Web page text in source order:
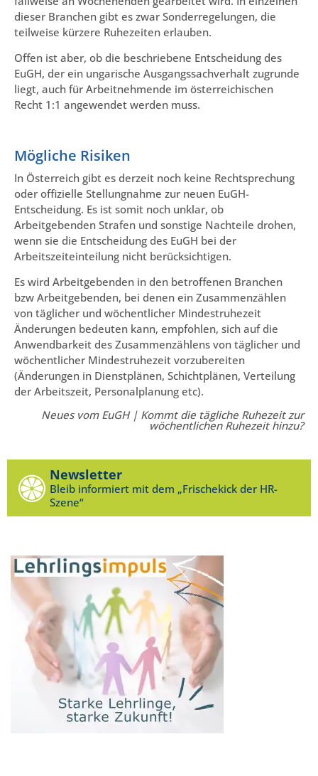
dieser Branchen gibt es zwar Sonderregelungen, die
teilweise kürzere Ruhezeiten erlauben.
Offen ist aber, ob die beschriebene Entscheidung des
EuGH, der ein ungarische Ausgangssachverhalt zugrunde
liegt, auch für Arbeitnehmende im österreichischen
Recht 1:1 angewendet werden muss.
Mögliche Risiken
In Österreich gibt es derzeit noch keine Rechtsprechung
oder offizielle Stellungnahme zur neuen EuGH-
Entscheidung. Es ist somit noch unklar, ob
Arbeitgebenden Strafen und sonstige Nachteile drohen,
wenn sie die Entscheidung des EuGH bei der
Arbeitszeiteinteilung nicht berücksichtigen.
Es wird Arbeitgebenden in den betroffenen Branchen
bzw Arbeitgebenden, bei denen ein Zusammenzählen
von täglicher und wöchentlicher Mindestruhezeit
Änderungen bedeuten kann, empfohlen, sich auf die
Anwendbarkeit des Zusammenzählens von täglicher und
wöchentlicher Mindestruhezeit vorzubereiten
(Änderungen in Dienstplänen, Schichtplänen, Verteilung
der Arbeitszeit, Personalplanung etc).
Neues vom EuGH | Kommt die tägliche Ruhezeit zur
wöchentlichen Ruhezeit hinzu?
Newsletter
Bleib informiert mit dem „Frischekick der HR-
Szene“